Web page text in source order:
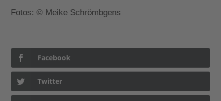
Fotos:© Meike Schrömbgens
Facebook
Twitter